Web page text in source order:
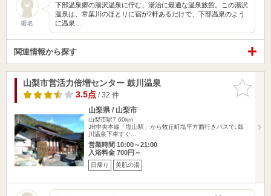
匿名
下部温泉郷の湯沢温泉に佇む、湯治に最適な温泉旅館。この湯沢
温泉は、常葉川のほとりに宿が2軒あるだけで、下部温泉のよう
に温泉…
関連情報から探す
お気に入
りに追加
山梨市営活力倍増センター 鼓川温泉
3.5点/ 32 件
山梨県 / 山梨市
山梨市駅7.60km
JR中央本線「塩山駅」から牧丘町塩平方面行きバスで､鼓
川温泉下車すぐ…
営業時間 10:00～21:00
入浴料金 700円～
日帰り 美肌の湯